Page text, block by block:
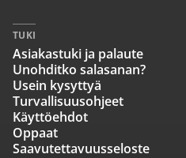
TUKI
Asiakastuki ja palaute
Unohditko salasanan?
Usein kysyttyä
Turvallisuusohjeet
Käyttöehdot
Oppaat
Saavutettavuusseloste